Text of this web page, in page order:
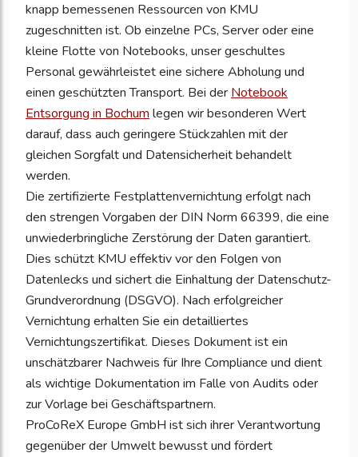
knapp bemessenen Ressourcen von KMU
zugeschnitten ist. Ob einzelne PCs, Server oder eine
kleine Flotte von Notebooks, unser geschultes
Personal gewährleistet eine sichere Abholung und
einen geschützten Transport. Bei der Notebook
Entsorgung in Bochum legen wir besonderen Wert
darauf, dass auch geringere Stückzahlen mit der
gleichen Sorgfalt und Datensicherheit behandelt
werden.
Die zertifizierte Festplattenvernichtung erfolgt nach
den strengen Vorgaben der DIN Norm 66399, die eine
unwiederbringliche Zerstörung der Daten garantiert.
Dies schützt KMU effektiv vor den Folgen von
Datenlecks und sichert die Einhaltung der Datenschutz-
Grundverordnung (DSGVO). Nach erfolgreicher
Vernichtung erhalten Sie ein detailliertes
Vernichtungszertifikat. Dieses Dokument ist ein
unschätzbarer Nachweis für Ihre Compliance und dient
als wichtige Dokumentation im Falle von Audits oder
zur Vorlage bei Geschäftspartnern.
ProCoReX Europe GmbH ist sich ihrer Verantwortung
gegenüber der Umwelt bewusst und fördert